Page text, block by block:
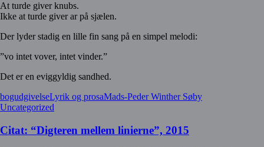
At turde giver knubs.
Ikke at turde giver ar på sjælen.
Der lyder stadig en lille fin sang på en simpel melodi:
”vo intet vover, intet vinder.”
Det er en eviggyldig sandhed.
bogudgivelseLyrik og prosaMads-Peder Winther Søby
Uncategorized
Citat: “Digteren mellem linierne”, 2015